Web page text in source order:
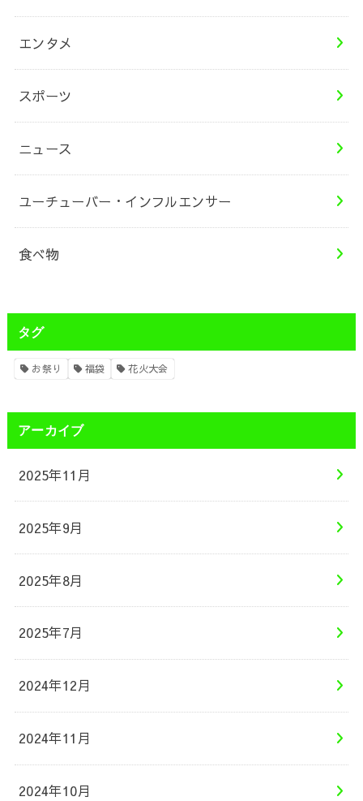
エンタメ
スポーツ
ニュース
ユーチューバー・インフルエンサー
食べ物
タグ
お祭り 福袋 花火大会
アーカイブ
2025年11月
2025年9月
2025年8月
2025年7月
2024年12月
2024年11月
2024年10月